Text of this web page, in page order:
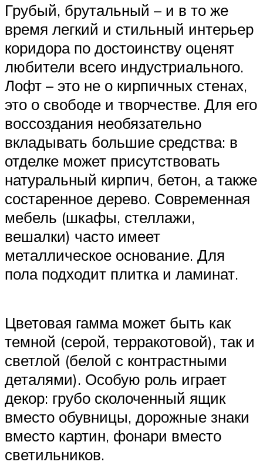
Грубый, брутальный – и в то же
время легкий и стильный интерьер
коридора по достоинству оценят
любители всего индустриального.
Лофт – это не о кирпичных стенах,
это о свободе и творчестве. Для его
воссоздания необязательно
вкладывать большие средства: в
отделке может присутствовать
натуральный кирпич, бетон, а также
состаренное дерево. Современная
мебель (шкафы, стеллажи,
вешалки) часто имеет
металлическое основание. Для
пола подходит плитка и ламинат.
Цветовая гамма может быть как
темной (серой, терракотовой), так и
светлой (белой с контрастными
деталями). Особую роль играет
декор: грубо сколоченный ящик
вместо обувницы, дорожные знаки
вместо картин, фонари вместо
светильников.